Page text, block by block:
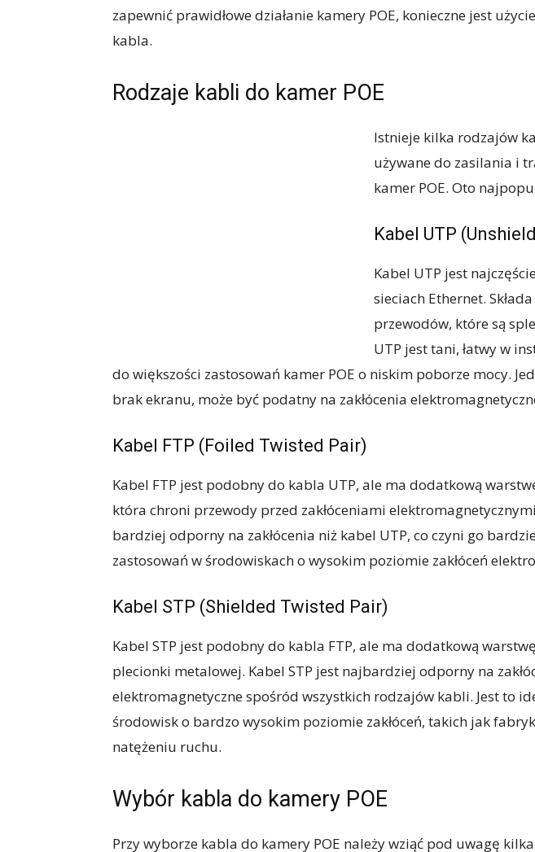
zapewnić prawidłowe działanie kamery POE, konieczne jest
kabla.
Rodzaje kabli do kamer POE
Istnieje kilka rodzajów
używane do zasilania i
kamer POE. Oto
Kabel UTP
Kabel UTP jest
sieciach Ethernet.
przewodów, które są
UTP jest tani, łatwy w
do większości zastosowań kamer POE o niskim poborze mocy.
brak ekranu, może być podatny na zakłócenia
Kabel FTP (Foiled Twisted Pair)
Kabel FTP jest podobny do kabla UTP, ale ma dodatkową
która chroni przewody przed zakłóceniami
bardziej odporny na zakłócenia niż kabel UTP, co czyni go
zastosowań w środowiskach o wysokim poziomie zakłóceń
Kabel STP (Shielded Twisted Pair)
Kabel STP jest podobny do kabla FTP, ale ma dodatkową
plecionki metalowej. Kabel STP jest najbardziej odporny na
elektromagnetyczne spośród wszystkich rodzajów kabli. Jest to
środowisk o bardzo wysokim poziomie zakłóceń, takich jak
natężeniu ruchu.
Wybór kabla do kamery POE
Przy wyborze kabla do kamery POE należy wziąć pod uwagę